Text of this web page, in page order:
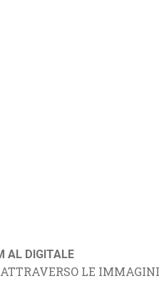
AL DIGITALE
LE IMMAGINI